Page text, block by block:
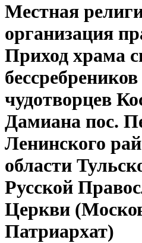
Местная
организация
Приход храма
чудотворцев
Дамиана пос.
Ленинского
области
Русской
Церкви
Патриархат)